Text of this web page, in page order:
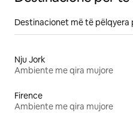
Destinacionet më të
Nju Jork
Ambiente me qira mujore
Firence
Ambiente me qira mujore